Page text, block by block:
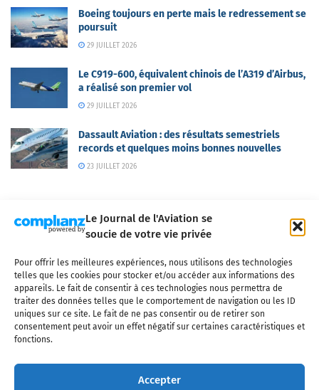
Le Journal de l'Aviation se
soucie de votre vie privée
Pour offrir les meilleures expériences, nous utilisons des technologies
telles que les cookies pour stocker et/ou accéder aux informations des
appareils. Le fait de consentir à ces technologies nous permettra de
traiter des données telles que le comportement de navigation ou les ID
uniques sur ce site. Le fait de ne pas consentir ou de retirer son
consentement peut avoir un effet négatif sur certaines caractéristiques et
fonctions.
Accepter
Boeing toujours en perte mais le redressement se
poursuit
29 JUILLET 2026
Le C919-600, équivalent chinois de l’A319 d’Airbus,
a réalisé son premier vol
29 JUILLET 2026
Dassault Aviation : des résultats semestriels
records et quelques moins bonnes nouvelles
23 JUILLET 2026
Qui sommes-nous ? Nous contacter
Partenaires
Mentions légales
CGV Politique de confidentialité Cookies
l'industrie aéronautique, l'aviation commerciale, l'aviation d'affaires, les